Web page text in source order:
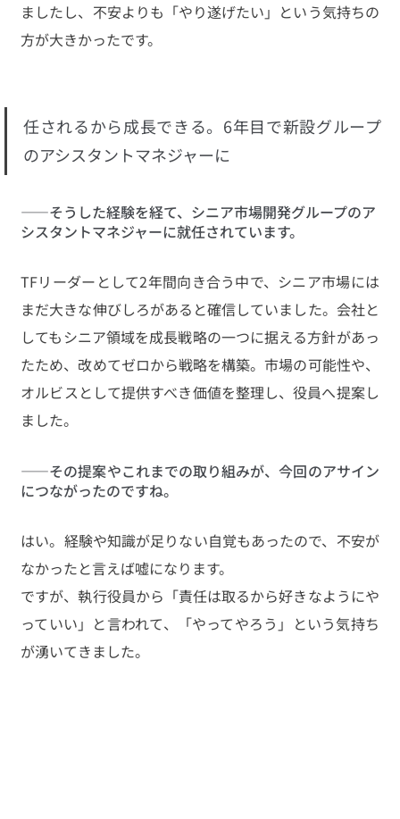
ましたし、不安よりも「やり遂げたい」という気持ちの
方が大きかったです。
任されるから成長できる。6年目で新設グループ
のアシスタントマネジャーに
――そうした経験を経て、シニア市場開発グループのア
シスタントマネジャーに就任されています。
TFリーダーとして2年間向き合う中で、シニア市場には
まだ大きな伸びしろがあると確信していました。会社と
してもシニア領域を成長戦略の一つに据える方針があっ
たため、改めてゼロから戦略を構築。市場の可能性や、
オルビスとして提供すべき価値を整理し、役員へ提案し
ました。
――その提案やこれまでの取り組みが、今回のアサイン
につながったのですね。
はい。経験や知識が足りない自覚もあったので、不安が
なかったと言えば嘘になります。
ですが、執行役員から「責任は取るから好きなようにや
っていい」と言われて、「やってやろう」という気持ち
が湧いてきました。